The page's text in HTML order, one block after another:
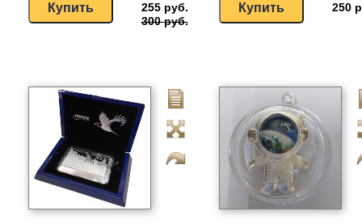
255 руб.
300 руб.
250